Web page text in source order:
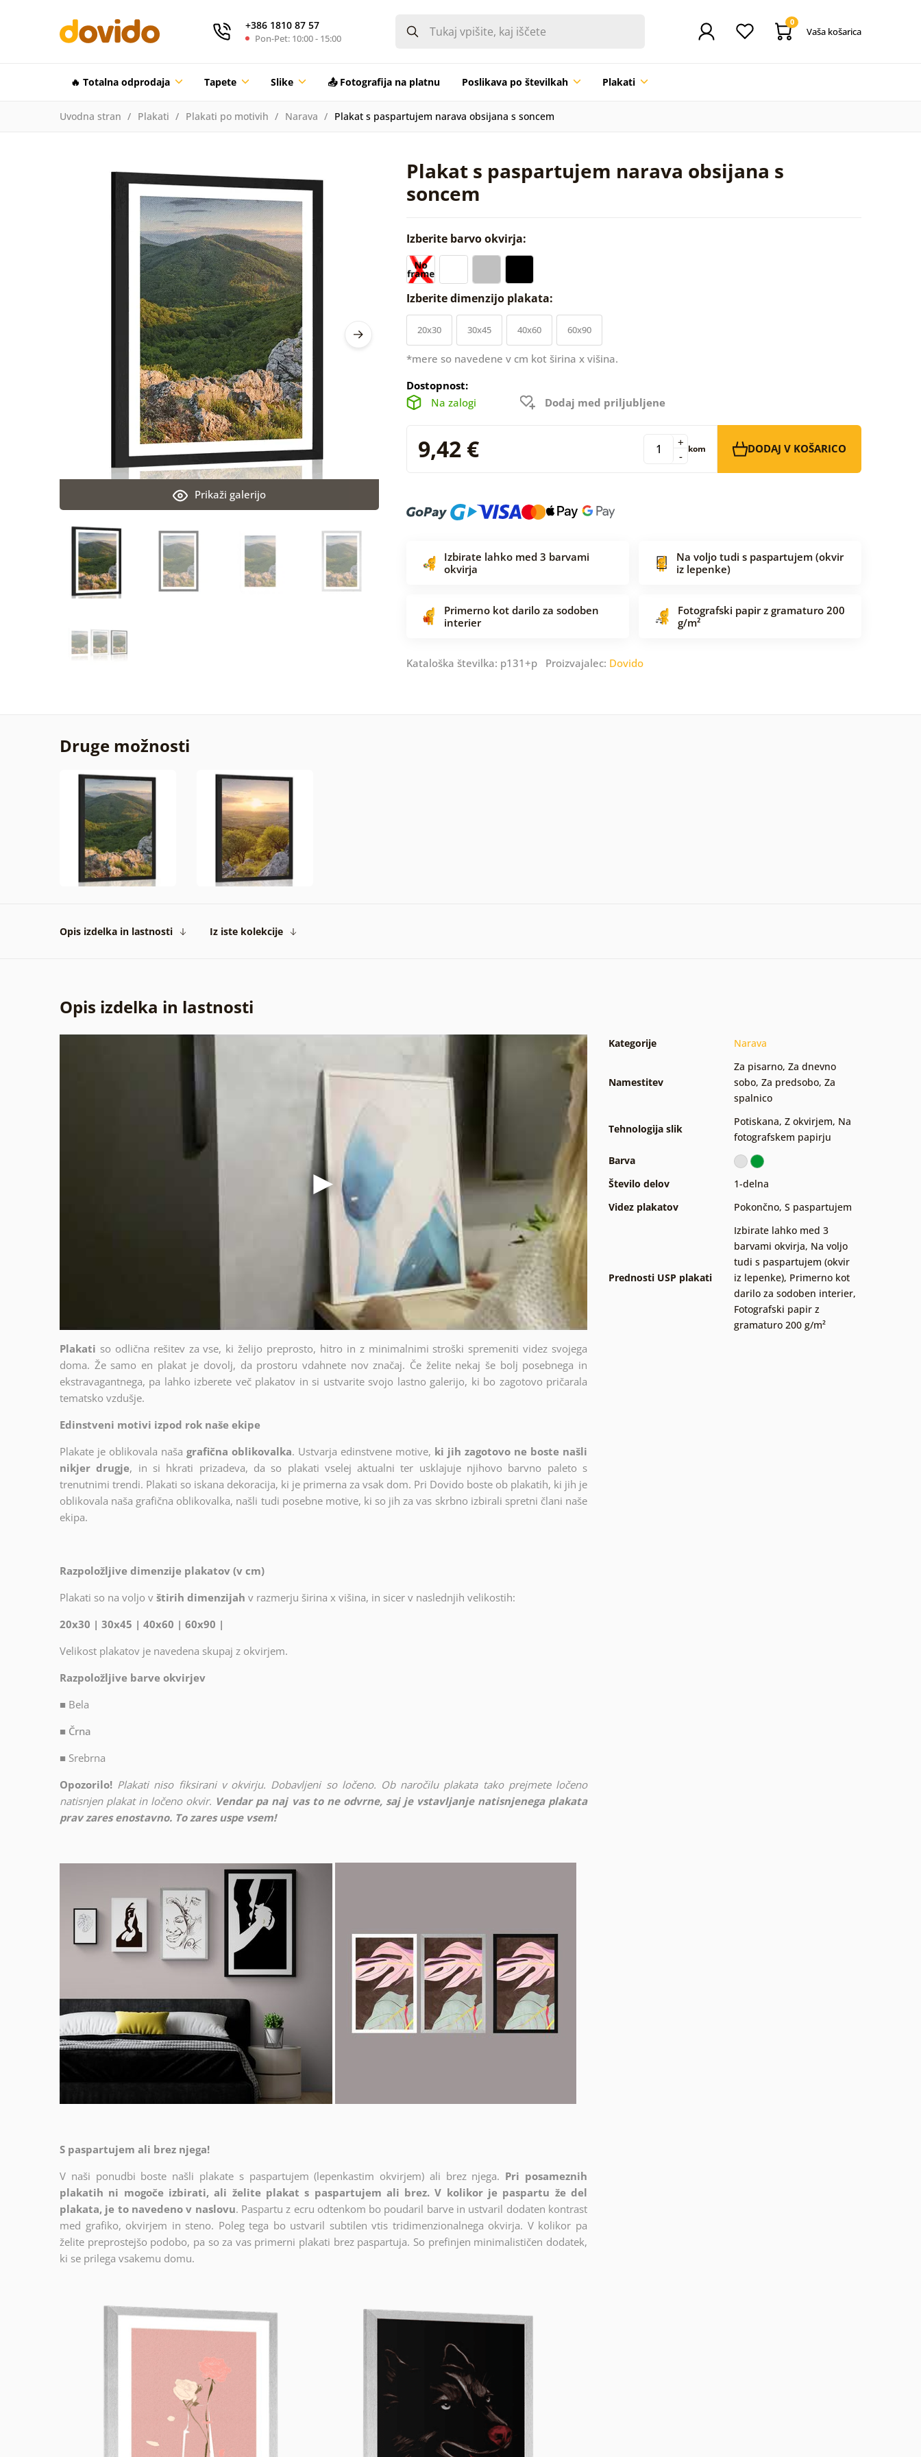
+386 1810 87 57
Pon-Pet: 10:00 - 15:00
0
Vaša košarica
🔥 Totalna odprodaja Tapete Slike 📤 Fotografija na platnu Poslikava po številkah Plakati
Uvodna stran Plakati Plakati po motivih Narava Plakat s paspartujem narava obsijana s soncem
Plakat s paspartujem narava obsijana s
soncem
Prikaži galerijo
Izberite barvo okvirja:
Izberite dimenzijo plakata:
20x30 30x45 40x60 60x90
*mere so navedene v cm kot širina x višina.
Dostopnost:
Na zalogi
Dodaj med priljubljene
9,42 € -
+ kom DODAJ V KOŠARICO
Izbirate lahko med 3 barvami
okvirja
Na voljo tudi s paspartujem (okvir
iz lepenke)
Primerno kot darilo za sodoben
interier
Fotografski papir z gramaturo 200
g/m²
Kataloška številka: p131+p Proizvajalec: Dovido
Druge možnosti
Opis izdelka in lastnosti Iz iste kolekcije
Opis izdelka in lastnosti
Plakati so odlična rešitev za vse, ki želijo preprosto, hitro in z minimalnimi stroški spremeniti videz svojega
doma. Že samo en plakat je dovolj, da prostoru vdahnete nov značaj. Če želite nekaj še bolj posebnega in
ekstravagantnega, pa lahko izberete več plakatov in si ustvarite svojo lastno galerijo, ki bo zagotovo pričarala
tematsko vzdušje.
Edinstveni motivi izpod rok naše ekipe
Plakate je oblikovala naša grafična oblikovalka. Ustvarja edinstvene motive, ki jih zagotovo ne boste našli
nikjer drugje, in si hkrati prizadeva, da so plakati vselej aktualni ter usklajuje njihovo barvno paleto s
trenutnimi trendi. Plakati so iskana dekoracija, ki je primerna za vsak dom. Pri Dovido boste ob plakatih, ki jih je
oblikovala naša grafična oblikovalka, našli tudi posebne motive, ki so jih za vas skrbno izbirali spretni člani naše
ekipa.
Razpoložljive dimenzije plakatov (v cm)
Plakati so na voljo v štirih dimenzijah v razmerju širina x višina, in sicer v naslednjih velikostih:
20x30 | 30x45 | 40x60 | 60x90 |
Velikost plakatov je navedena skupaj z okvirjem.
Razpoložljive barve okvirjev
■ Bela
■ Črna
■ Srebrna
Opozorilo! Plakati niso fiksirani v okvirju. Dobavljeni so ločeno. Ob naročilu plakata tako prejmete ločeno
natisnjen plakat in ločeno okvir. Vendar pa naj vas to ne odvrne, saj je vstavljanje natisnjenega plakata
prav zares enostavno. To zares uspe vsem!
S paspartujem ali brez njega!
V naši ponudbi boste našli plakate s paspartujem (lepenkastim okvirjem) ali brez njega. Pri posameznih
plakatih ni mogoče izbirati, ali želite plakat s paspartujem ali brez. V kolikor je paspartu že del
plakata, je to navedeno v naslovu. Paspartu z ecru odtenkom bo poudaril barve in ustvaril dodaten kontrast
med grafiko, okvirjem in steno. Poleg tega bo ustvaril subtilen vtis tridimenzionalnega okvirja. V kolikor pa
želite preprostejšo podobo, pa so za vas primerni plakati brez paspartuja. So prefinjen minimalističen dodatek,
ki se prilega vsakemu domu.
Kategorije Narava
Namestitev
Za pisarno, Za dnevno
sobo, Za predsobo, Za
spalnico
Tehnologija slik
Potiskana, Z okvirjem, Na
fotografskem papirju
Barva
Število delov
1-delna
Videz plakatov
Pokončno, S paspartujem
Prednosti USP plakati
Izbirate lahko med 3
barvami okvirja, Na voljo
tudi s paspartujem (okvir
iz lepenke), Primerno kot
darilo za sodoben interier,
Fotografski papir z
gramaturo 200 g/m²